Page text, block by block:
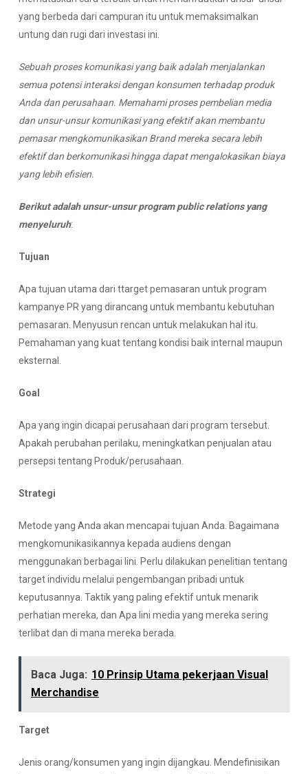
yang berbeda dari campuran itu untuk memaksimalkan
untung dan rugi dari investasi ini.
Sebuahproses komunikasi yangbaikadalah menjalankan
semua potensi interaksidengan konsumen terhadapproduk
Anda dan perusahaan. Memahami prosespembelian media
dan unsur-unsur komunikasi yang efektif akan membantu
pemasarmengkomunikasikan Brandmerekasecara lebih
efektif dan berkomunikasihingga dapatmengalokasikan biaya
yanglebih efisien.
Berikut adalahunsur-unsur programpublic relations yang
menyeluruh:
Tujuan
Apa tujuan utama dari ttarget pemasaran untuk program
kampanye PR yang dirancang untuk membantu kebutuhan
pemasaran. Menyusun rencan untuk melakukan hal itu.
Pemahaman yang kuat tentang kondisi baik internal maupun
eksternal.
Goal
Apa yang ingin dicapai perusahaan dari program tersebut.
Apakah perubahan perilaku, meningkatkan penjualan atau
persepsi tentang Produk/perusahaan.
Strategi
Metode yang Anda akan mencapai tujuan Anda. Bagaimana
mengkomunikasikannya kepada audiens dengan
menggunakan berbagai lini. Perlu dilakukan penelitian tentang
target individu melalui pengembangan pribadi untuk
keputusannya. Taktik yang paling efektif untuk menarik
perhatian mereka, dan Apa lini media yang mereka sering
terlibat dan di mana mereka berada.
Baca Juga: 10 Prinsip Utama pekerjaan Visual
Merchandise
Target
Jenis orang/konsumen yang ingin dijangkau. Mendefinisikan